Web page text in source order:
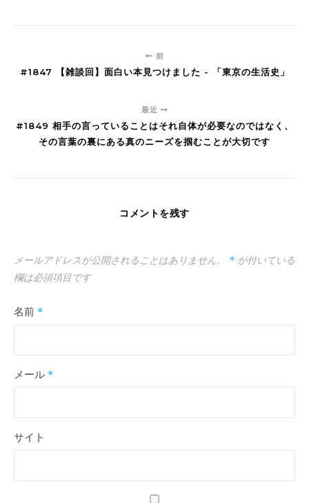
前
#1847 【雑談回】面白い本見つけました - 「東京の生活史」
最近
#1849 相手の言っていることはそれ自体が必要なのではなく、
その言葉の裏にある真のニーズを掴むことが大切です
コメントを残す
メールアドレスが公開されることはありません。 * が付いている
欄は必須項目です
名前 *
メール *
サイト